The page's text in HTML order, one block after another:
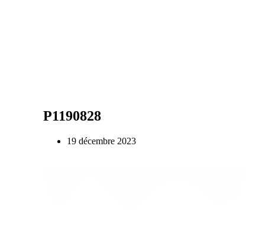
P1190828
19 décembre 2023